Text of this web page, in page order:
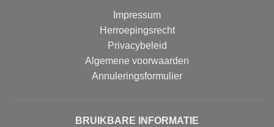
Impressum
Herroepingsrecht
Privacybeleid
Algemene voorwaarden
Annuleringsformulier
BRUIKBARE INFORMATIE